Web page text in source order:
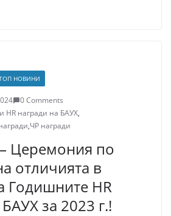
НОВИНИ
0 Comments
HR награди на БАУХ,
,ЧР награди
Церемония по
отличията в
Годишните HR
за 2023 г.!